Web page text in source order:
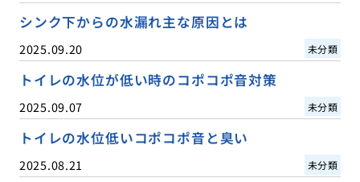
シンク下からの水漏れ主な原因とは
2025.09.20 未分類
トイレの水位が低い時のコポコポ音対策
2025.09.07 未分類
トイレの水位低いコポコポ音と臭い
2025.08.21 未分類